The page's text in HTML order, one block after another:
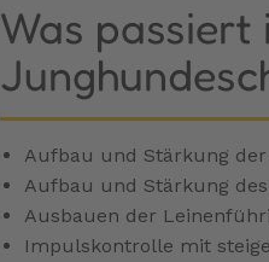
Was passiert
Aufbau und Stärkung der
Aufbau und Stärkung
Ausbauen der
Impulskontrolle mit